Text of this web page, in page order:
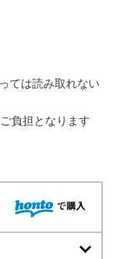
ては読み取れない
負担となります